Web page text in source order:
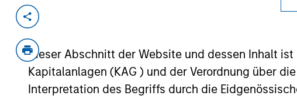
Dieser Abschnitt der Website und dessen Inhalt ist
Kapitalanlagen (KAG ) und der Verordnung über
Interpretation des Begriffs durch die
Milestone provides sub-acute hospital
ManorCare.
View Site